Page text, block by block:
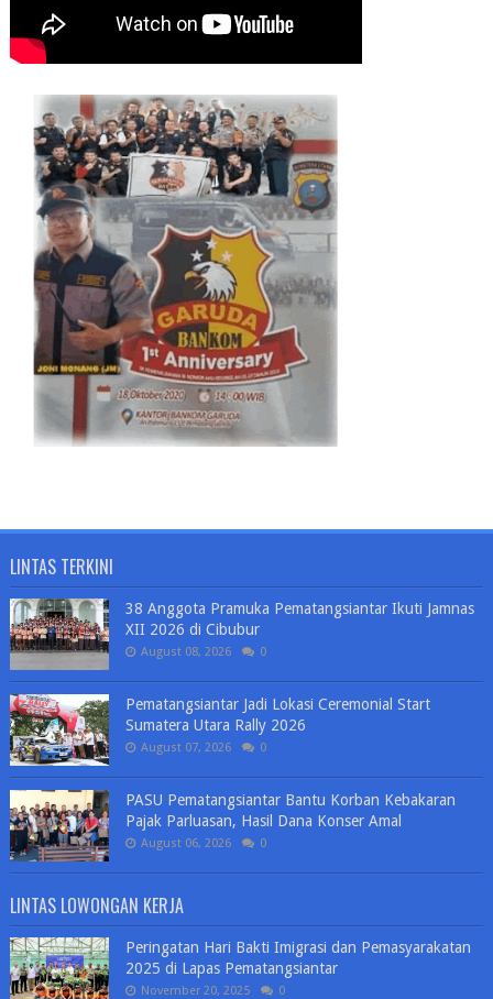
LINTAS TERKINI
38 Anggota Pramuka Pematangsiantar Ikuti Jamnas
XII 2026 di Cibubur
August 08, 2026 0
Pematangsiantar Jadi Lokasi Ceremonial Start
Sumatera Utara Rally 2026
August 07, 2026 0
PASU Pematangsiantar Bantu Korban Kebakaran
Pajak Parluasan, Hasil Dana Konser Amal
August 06, 2026 0
LINTAS LOWONGAN KERJA
Peringatan Hari Bakti Imigrasi dan Pemasyarakatan
2025 di Lapas Pematangsiantar
November 20, 2025 0